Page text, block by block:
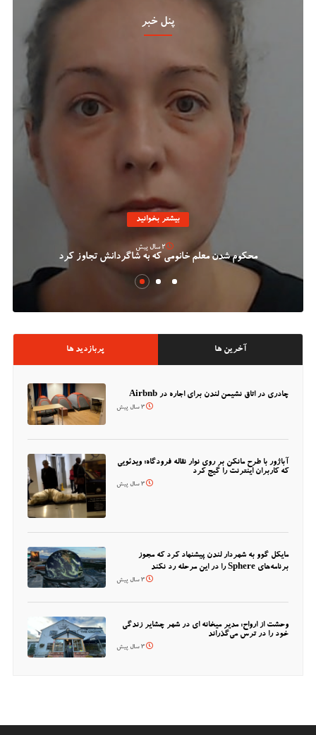
پنل خبر
بیشتر بخوانید
محکوم شدن معلم خانومی که به شاگردانش تجاوز کرد
2 سال پیش
پربازدید ها آخرین ها
چادری در اتاق نشیمن لندن برای اجاره در Airbnb
3 سال پیش
آباژور با طرح مانکن بر روی نوار نقاله فرودگاه؛ ویدئویی
که کاربران اینترنت را گیج کرد
3 سال پیش
مایکل گوو به شهردار لندن پیشنهاد کرد که مجوز
برنامه‌های Sphere را در این مرحله رد نکند
3 سال پیش
وحشت از ارواح: مدیر میخانه ای در شهر چشایر زندگی
خود را در ترس می‌گذراند
3 سال پیش